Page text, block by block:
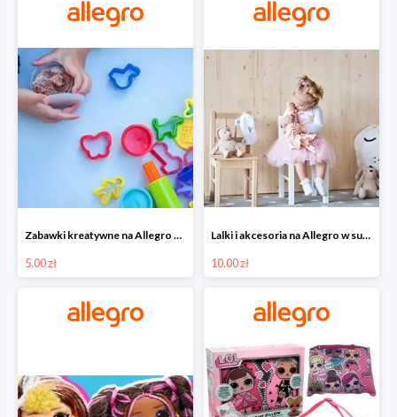
Zabawki kreatywne na Allegro w super cenach od 5 zł
5.00 zł
Lalki i akcesoria na Allegro w super cenach od 10 zł
10.00 zł